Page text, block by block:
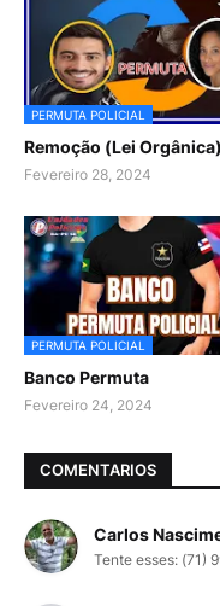
PERMUTA POLICIAL
Remoção (Lei Orgânica)
Fevereiro 28, 2024
PERMUTA POLICIAL
Banco Permuta
Fevereiro 24, 2024
COMENTARIOS
Carlos
Tente esses: (71)